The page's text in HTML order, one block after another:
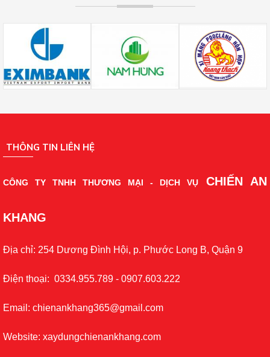
THÔNG TIN LIÊN HỆ
CÔNG TY TNHH THƯƠNG MẠI - DỊCH VỤ CHIẾN AN
KHANG
Địa chỉ: 254 Dương Đình Hội, p. Phước Long B, Quận 9
Điện thoại: 0334.955.789 - 0907.603.222
Email: chienankhang365@gmail.com
Website: xaydungchienankhang.com